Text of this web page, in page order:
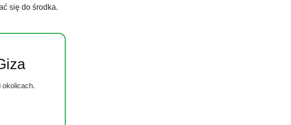
się do środka.
okolicach.